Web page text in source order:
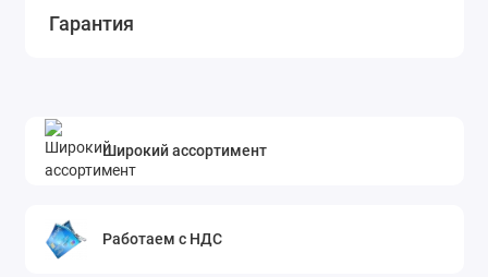
Гарантия
Широкий ассортимент
Работаем с НДС